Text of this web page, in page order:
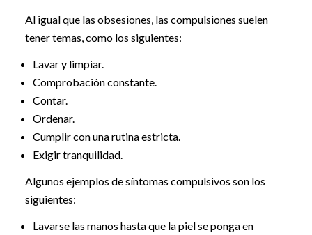
Al igual que las obsesiones, las compulsiones suelen
tener temas, como los siguientes:
Lavar y limpiar.
Comprobación constante.
Contar.
Ordenar.
Cumplir con una rutina estricta.
Exigir tranquilidad.
Algunos ejemplos de síntomas compulsivos son los
siguientes:
Lavarse las manos hasta que la piel se ponga en